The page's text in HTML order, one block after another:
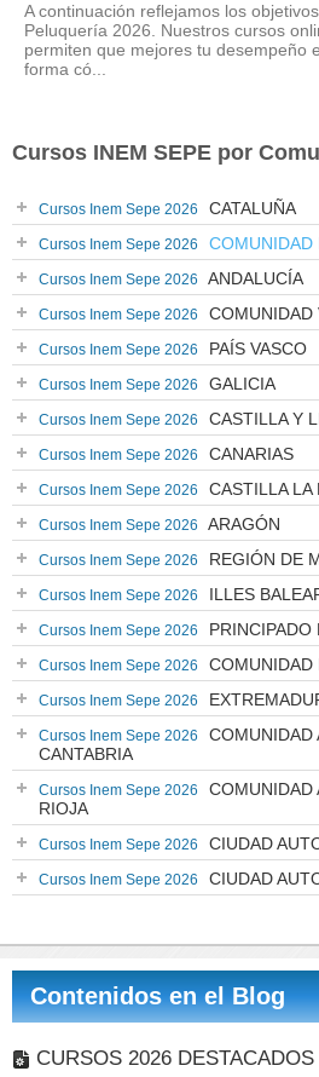
A continuación reflejamos los
Peluquería 2026. Nuestros cursos
permiten que mejores tu desempeño
forma có...
Cursos INEM SEPE por
Cursos Inem Sepe 2026 CATALUÑA
Cursos Inem Sepe 2026 COMUNIDAD
Cursos Inem Sepe 2026 ANDALUCÍA
Cursos Inem Sepe 2026 COMUNIDAD
Cursos Inem Sepe 2026 PAÍS VASCO
Cursos Inem Sepe 2026 GALICIA
Cursos Inem Sepe 2026 CASTILLA Y
Cursos Inem Sepe 2026 CANARIAS
Cursos Inem Sepe 2026 CASTILLA LA
Cursos Inem Sepe 2026 ARAGÓN
Cursos Inem Sepe 2026 REGIÓN DE
Cursos Inem Sepe 2026 ILLES
Cursos Inem Sepe 2026 PRINCIPADO
Cursos Inem Sepe 2026 COMUNIDAD
Cursos Inem Sepe 2026
Cursos Inem Sepe 2026
COMUNIDAD
CANTABRIA
Cursos Inem Sepe 2026
COMUNIDAD
RIOJA
Cursos Inem Sepe 2026 CIUDAD
Cursos Inem Sepe 2026 CIUDAD
Contenidos en el Blog
CURSOS 2026 DESTACADOS